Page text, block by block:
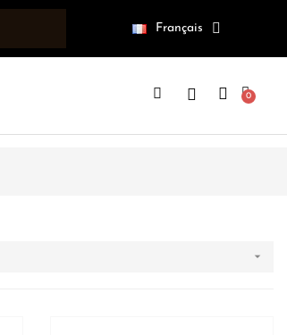
Français
